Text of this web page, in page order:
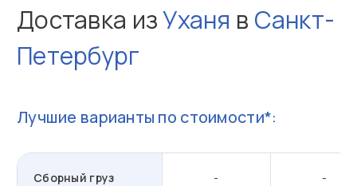
Доставка изУханя в Санкт-
Петербург
Лучшие варианты по стоимости*:
Сборный груз - -